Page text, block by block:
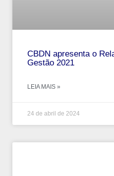
CBDN apresenta o
Gestão 2021
LEIA MAIS »
24 de abril de 2024